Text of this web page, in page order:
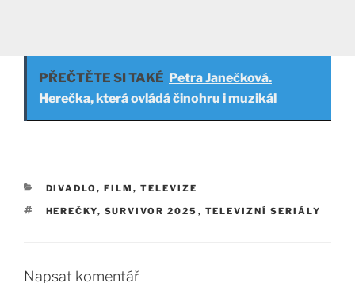
PŘEČTĚTE SI TAKÉ Petra Janečková.
Herečka, která ovládá činohru i muzikál
RUBRIKY
DIVADLO, FILM, TELEVIZE
ŠTÍTKY
HEREČKY, SURVIVOR 2025 , TELEVIZNÍ SERIÁLY
Napsat komentář